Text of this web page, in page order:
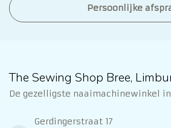
Persoonlijke
The Sewing Shop Bree,
De gezelligste naaimachinewinkel
Gerdingerstraat 17